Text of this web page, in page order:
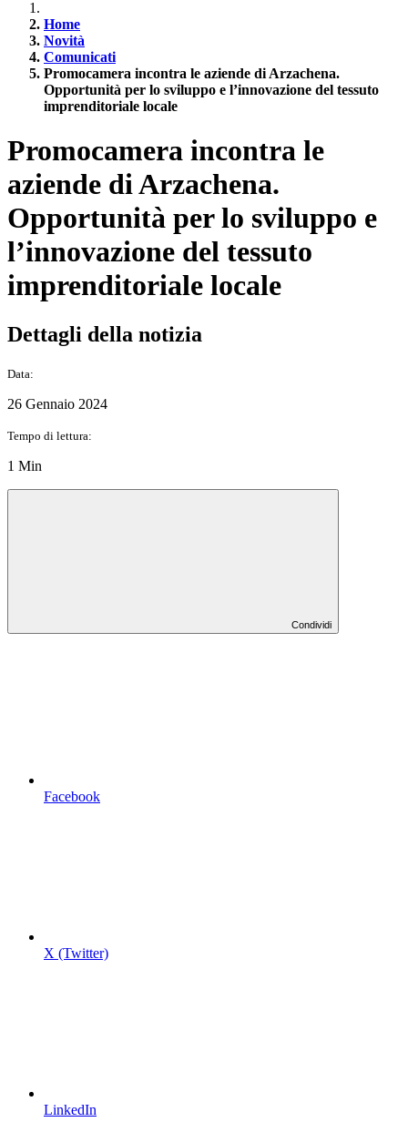
Home
Novità
Comunicati
Promocamera incontra le aziende di Arzachena.
Opportunità per lo sviluppo e l’innovazione del tessuto
imprenditoriale locale
Promocamera incontra le
aziende di Arzachena.
Opportunità per lo sviluppo e
l’innovazione del tessuto
imprenditoriale locale
Dettagli della notizia
Data:
26 Gennaio 2024
Tempo di lettura:
1 Min
Condividi
Facebook
X (Twitter)
LinkedIn